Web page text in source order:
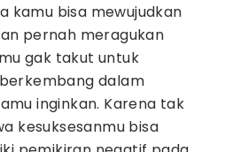
kamu bisa mewujudkan
pernah meragukan
gak takut untuk
dalam
inginkan. Karena tak
kesuksesanmu bisa